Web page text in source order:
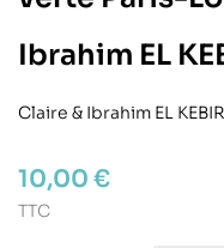
Ibrahim EL
Claire & Ibrahim EL KEBIR
10,00 €
TTC